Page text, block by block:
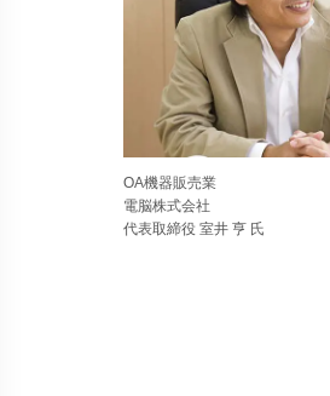
OA機器販売業
電脳株式会社
代表取締役 室井 亨 氏